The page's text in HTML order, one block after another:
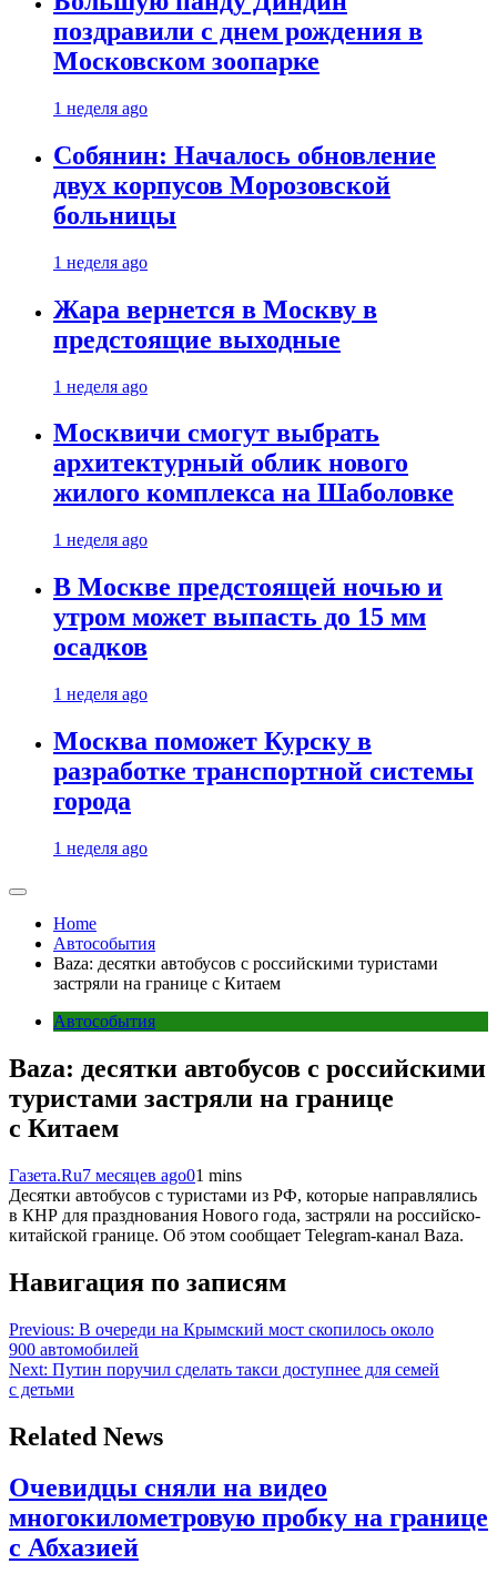
поздравили с днем рождения в
Московском зоопарке
1 неделя ago
Собянин: Началось обновление
двух корпусов Морозовской
больницы
1 неделя ago
Жара вернется в Москву в
предстоящие выходные
1 неделя ago
Москвичи смогут выбрать
архитектурный облик нового
жилого комплекса на Шаболовке
1 неделя ago
В Москве предстоящей ночью и
утром может выпасть до 15 мм
осадков
1 неделя ago
Москва поможет Курску в
разработке транспортной системы
города
1 неделя ago
Home
Автособытия
Baza: десятки автобусов с российскими туристами
застряли на границе с Китаем
Автособытия
Baza: десятки автобусов с российскими
туристами застряли на границе
с Китаем
Газета.Ru7 месяцев ago01 mins
Десятки автобусов с туристами из РФ, которые направлялись
в КНР для празднования Нового года, застряли на российско-
китайской границе. Об этом сообщает Telegram-канал Baza.
Навигация по записям
Previous: В очереди на Крымский мост скопилось около
900 автомобилей
Next: Путин поручил сделать такси доступнее для семей
с детьми
Related News
Очевидцы сняли на видео
многокилометровую пробку на границе
с Абхазией